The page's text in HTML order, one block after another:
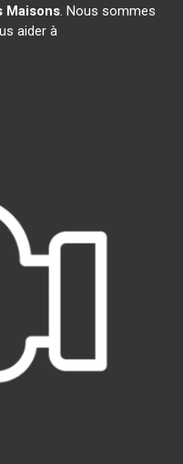
Maisons. Nous sommes
aider à